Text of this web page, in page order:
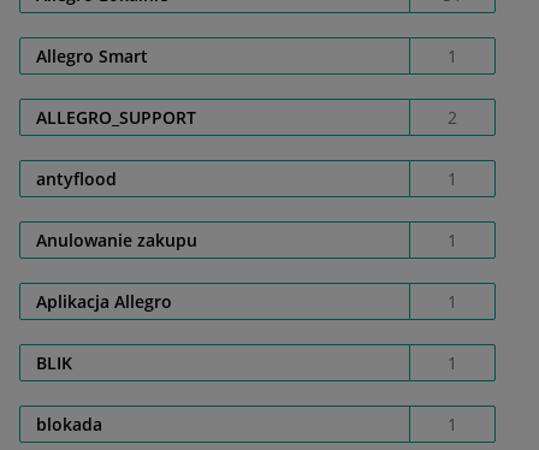
Allegro Smart 1
ALLEGRO_SUPPORT 2
antyflood 1
Anulowanie zakupu 1
Aplikacja Allegro 1
BLIK 1
blokada 1